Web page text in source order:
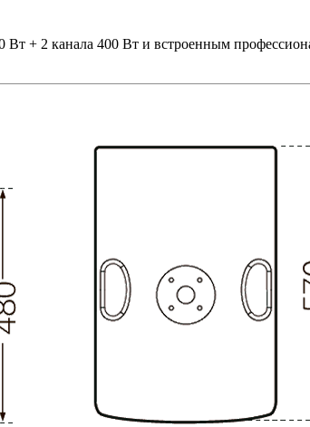
+ 2 канала 400 Вт и встроенным